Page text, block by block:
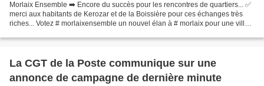
Morlaix Ensemble ➡️ Encore du succès pour les rencontres de quartiers... ✅
merci aux habitants de Kerozar et de la Boissière pour ces échanges très
riches... Votez # morlaixensemble un nouvel élan à # morlaix pour une ville
La CGT de la Poste communique sur une
annonce de campagne de dernière minute